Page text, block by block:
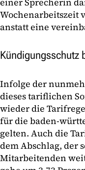
Wochenarbeitszeit
anstatt eine
Kündigungsschutz
Infolge der
dieses tariflichen
wieder die
für die baden-
gelten. Auch die
dem Abschlag, der
Mitarbeitenden